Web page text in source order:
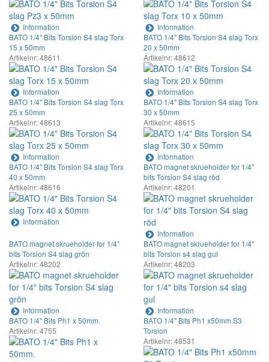
Information
Information
BATO 1/4" Bits Torsion S4 slag Torx
15 x 50mm
Artikelnr: 48611
Information
BATO 1/4" Bits Torsion S4 slag Torx
20 x 50mm
Artikelnr: 48612
Information
BATO 1/4" Bits Torsion S4 slag Torx
25 x 50mm
Artikelnr: 48613
Information
BATO 1/4" Bits Torsion S4 slag Torx
30 x 50mm
Artikelnr: 48615
Information
BATO 1/4" Bits Torsion S4 slag Torx
40 x 50mm
Artikelnr: 48616
Information
BATO magnet skrueholder for 1/4"
bits Torsion S4 slag röd
Artikelnr: 48201
Information
BATO magnet skrueholder for 1/4"
bits Torsion S4 slag grön
Artikelnr: 48202
Information
BATO magnet skrueholder for 1/4"
bits Torsion s4 slag gul
Artikelnr: 48203
Information
BATO 1/4" Bits Ph1 x 50mm.
Artikelnr: 4755
BATO 1/4" Bits Ph1 x50mm S3
Torsion
Artikelnr: 48531